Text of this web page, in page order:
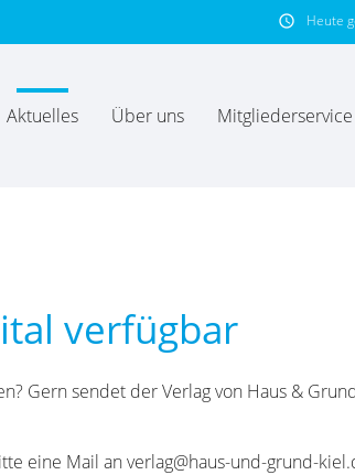
schedule Heute
Aktuelles Über uns Mitgliederservice
verfügbar
Gern sendet der Verlag von Haus &
eine Mail an verlag@haus-und-grund-